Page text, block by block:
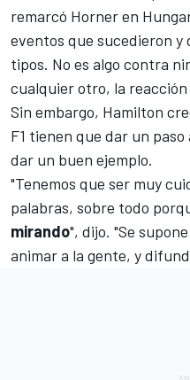
remarcó Horner en
eventos que sucedieron
tipos. No es algo contra
cualquier otro, la
Sin embargo, Hamilton
F1 tienen que dar un
dar un buen ejemplo.
"Tenemos que ser muy
palabras, sobre todo
mirando", dijo. "Se
animar a la gente, y